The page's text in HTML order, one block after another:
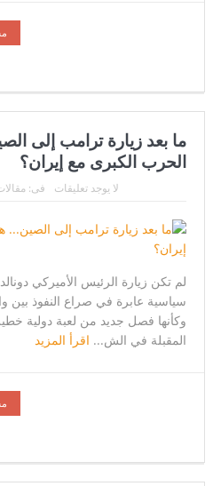
ما بعد زيارة ترامب إلى
الحرب الكبرى مع إيران؟
فى: لا يوجد تعليقات
لم تكن زيارة الرئيس الأميركي
سياسية عابرة في صراع النفوذ
وكأنها فصل جديد من لعبة دولية
المقبلة في الش... اقرأ المزيد